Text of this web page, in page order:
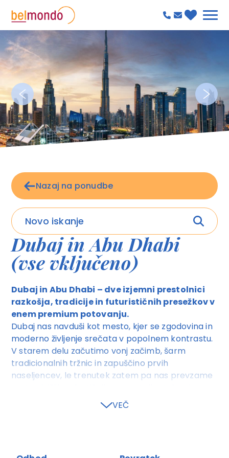
Dubaj in Abu Dhabi
(vse vključeno)
Nazaj na ponudbe
Novo iskanje
Dubaj in Abu Dhabi – dve izjemni prestolnici
razkošja, tradicije in futurističnih presežkov v
enem premium potovanju.
Dubaj nas navduši kot mesto, kjer se zgodovina in
moderno življenje srečata v popolnem kontrastu.
V starem delu začutimo vonj začimb, šarm
tradicionalnih tržnic in zapuščino prvih
naseljencev, le trenutek zatem pa nas prevzame
arhitekture, ki presega domišljijo. Panorama Burj
Khalife, živahna mestna energija ter večerna
VEČ